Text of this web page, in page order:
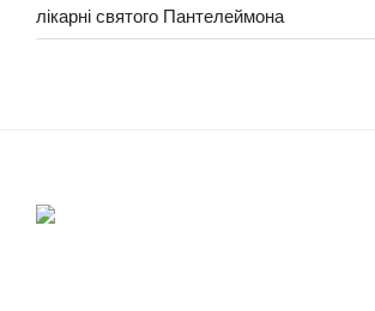
лікарні святого Пантелеймона